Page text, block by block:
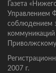
Газета
Управлением
соблюдением
коммуникаций
2007 г.